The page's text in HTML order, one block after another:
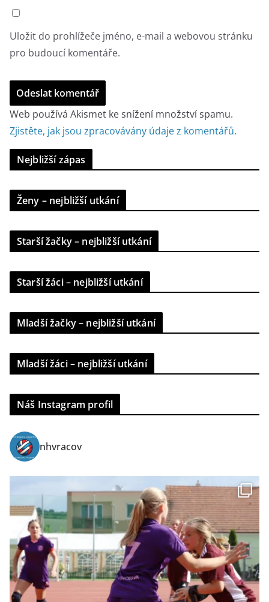
Uložit do prohlížeče jméno, e-mail a webovou stránku
pro budoucí komentáře.
Web používá Akismet ke snížení množství spamu.
Zjistěte, jak jsou zpracovávány údaje z komentářů.
Nejbližší zápas
Ženy – nejbližší utkání
Starší žačky – nejbližší utkání
Starší žáci – nejbližší utkání
Mladší žačky – nejbližší utkání
Mladší žáci – nejbližší utkání
Náš Instagram profil
nhvracov